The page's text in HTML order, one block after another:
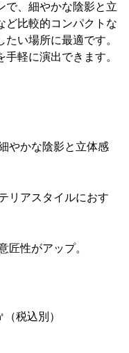
で、細やかな陰影と立
ど比較的コンパクトな
い場所に最適です。
軽に演出できます。
やかな陰影と立体感
リアスタイルにおす
匠性がアップ。
税込別）